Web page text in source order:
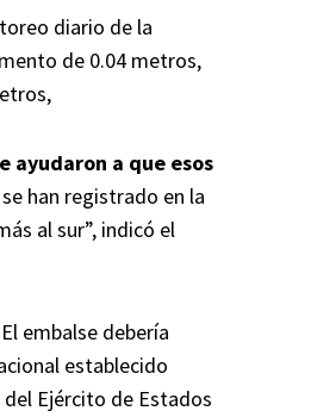
diario de la
de 0.04 metros,
ayudaron a que esos
han registrado en la
al sur”, indicó el
embalse debería
establecido
del Ejército de Estados